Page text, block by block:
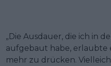
„Die Ausdauer, die ich in
aufgebaut habe, erlaubte
mehr zu drücken.